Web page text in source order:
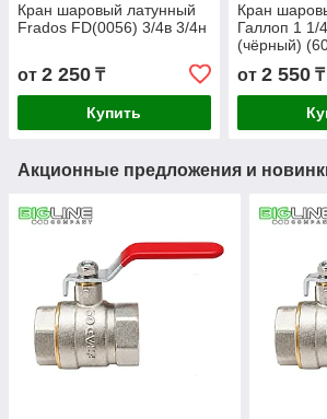
Кран шаровый латунный
Frados FD(0056) 3/4в 3/4н
от 2 250 ₸
Купить
Кран
Галлоп 1 1/
(чёрный)
от 2 550₸
Акционные предложения и